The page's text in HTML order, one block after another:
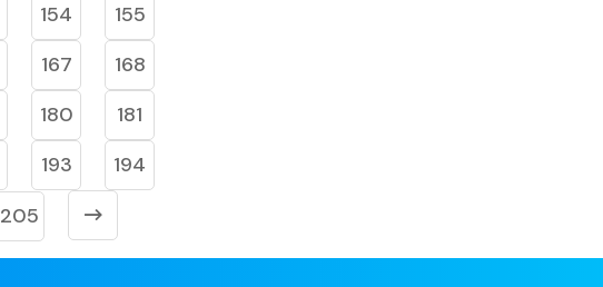
154
155
167
168
180
181
193
194
205